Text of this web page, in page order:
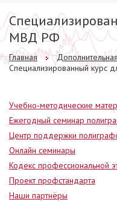
МВД РФ
Главная
Специализированный
Учебно-методические
Ежегодный семинар
Центр поддержки
Онлайн семинары
Кодекс профессиональной
Проект профстандарта
Наши партнёры